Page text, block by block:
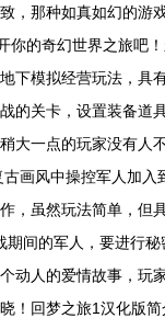
，那种如真如幻的游
你的奇幻世界之旅吧
模拟经营玩法，具
的关卡，设置装备道
大一点的玩家没有人
风中操控军人加入
，虽然玩法简单，但
间的军人，要进行秘
人的爱情故事，玩
！回梦之旅1汉化版